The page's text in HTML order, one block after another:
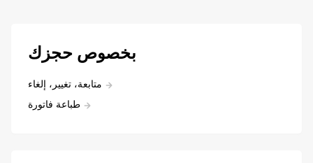
بخصوص حجزك
متابعة، تغيير، إلغاء
طباعة فاتورة